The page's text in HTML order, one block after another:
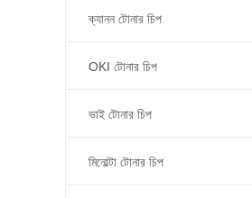
ক্যানন টোনার চিপ
OKI টোনার চিপ
ভাই টোনার চিপ
মিনোল্টা টোনার চিপ